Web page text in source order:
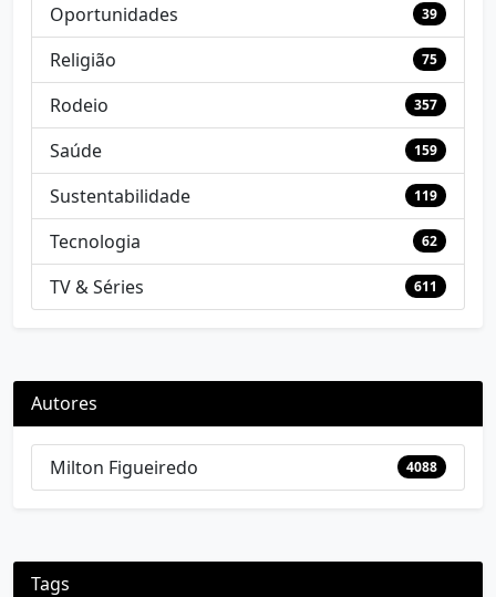
Oportunidades 39
Religião 75
Rodeio 357
Saúde 159
Sustentabilidade 119
Tecnologia 62
TV & Séries 611
Autores
Milton Figueiredo 4088
Tags